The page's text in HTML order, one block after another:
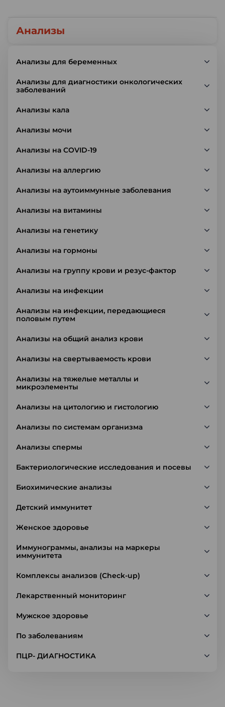
Анализы
Анализы для беременных
Анализы для диагностики онкологических
заболеваний
Анализы кала
Анализы мочи
Анализы на COVID-19
Анализы на аллергию
Анализы на аутоиммунные заболевания
Анализы на витамины
Анализы на генетику
Анализы на гормоны
Анализы на группу крови и резус-фактор
Анализы на инфекции
Анализы на инфекции, передающиеся
половым путем
Анализы на общий анализ крови
Анализы на свертываемость крови
Анализы на тяжелые металлы и
микроэлементы
Анализы на цитологию и гистологию
Анализы по системам организма
Анализы спермы
Бактериологические исследования и посевы
Биохимические анализы
Детский иммунитет
Женское здоровье
Иммунограммы, анализы на маркеры
иммунитета
Комплексы анализов (Check-up)
Лекарственный мониторинг
Мужское здоровье
По заболеваниям
ПЦР- ДИАГНОСТИКА